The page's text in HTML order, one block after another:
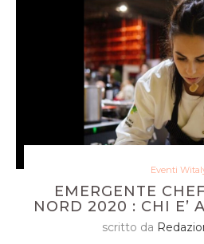
Eventi
EMERGENTE
NORD 2020 : CHI E’
scritto da